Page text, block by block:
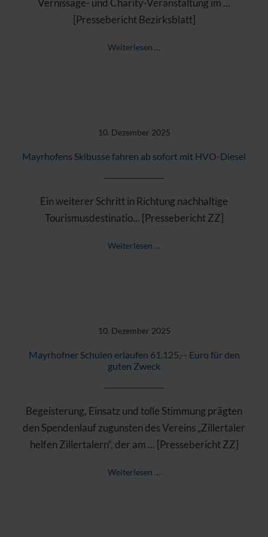
Vernissage- und Charity-Veranstaltung im ...
[Pressebericht Bezirksblatt]
Weiterlesen …
10. Dezember 2025
Mayrhofens Skibusse fahren ab sofort mit HVO-Diesel
Ein weiterer Schritt in Richtung nachhaltige
Tourismusdestinatio... [Pressebericht ZZ]
Weiterlesen …
10. Dezember 2025
Mayrhofner Schulen erlaufen 61.125,-- Euro für den
guten Zweck
Begeisterung, Einsatz und tolle Stimmung prägten
den Spendenlauf zugunsten des Vereins „Zillertaler
helfen Zillertalern“, der am ... [Pressebericht ZZ]
Weiterlesen …